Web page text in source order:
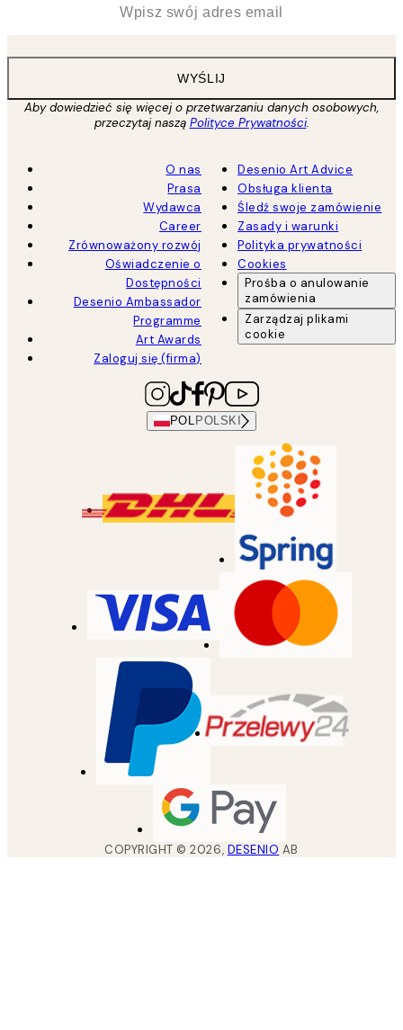
WYŚLIJ
Aby dowiedzieć się więcej o przetwarzaniu danych osobowych,
przeczytaj naszą Polityce Prywatności.
O nas
Prasa
Wydawca
Career
Zrównoważony rozwój
Oświadczenie o
Dostępności
Desenio Ambassador
Programme
Art Awards
Zaloguj się (firma)
Desenio Art Advice
Obsługa klienta
Śledź swoje zamówienie
Zasady i warunki
Polityka prywatności
Cookies
Prośba o anulowanie
zamówienia
Zarządzaj plikami
cookie
POL POLSKI
COPYRIGHT ©2026, DESENIO AB